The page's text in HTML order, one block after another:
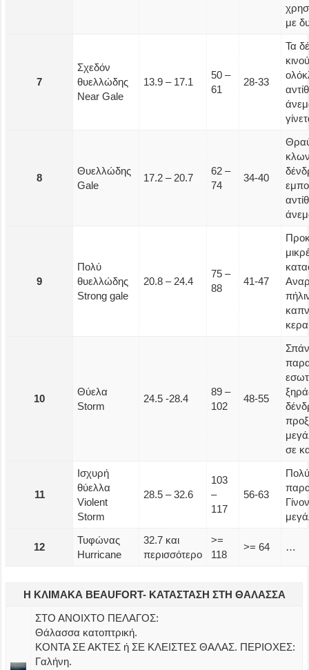
με
7
Σχεδόν
θυελλώδης
Near Gale
13.9 – 17.1
50 –
61
28-33
Τα
8
Θυελλώδης
Gale
17.2 – 20.7
62 –
74
34-40
9
Πολύ
θυελλώδης
Strong gale
20.8 – 24.4
75 –
88
41-47
10
Θύελα
Storm
24.5 -28.4
89 –
102
48-55
σε
11
Ισχυρή
θύελλα
Violent
Storm
28.5 – 32.6
103
–
117
56-63
12
Τυφώνας
Hurricane
32.7 και
περισσότερο
>=
118
>= 64 …
Η ΚΛΙΜΑΚΑ BEAUFORT- ΚΑΤΑΣΤΑΣΗ ΣΤΗ ΘΑΛΑΣΣΑ
ΣΤΟ ΑΝΟΙΧΤΟ ΠΕΛΑΓΟΣ:
Θάλασσα κατοπτρική.
ΚΟΝΤΑ ΣΕ ΑΚΤΕΣ ή ΣΕ ΚΛΕΙΣΤΕΣ ΘΑΛΑΣ. ΠΕΡΙΟΧΕΣ:
Γαλήνη.